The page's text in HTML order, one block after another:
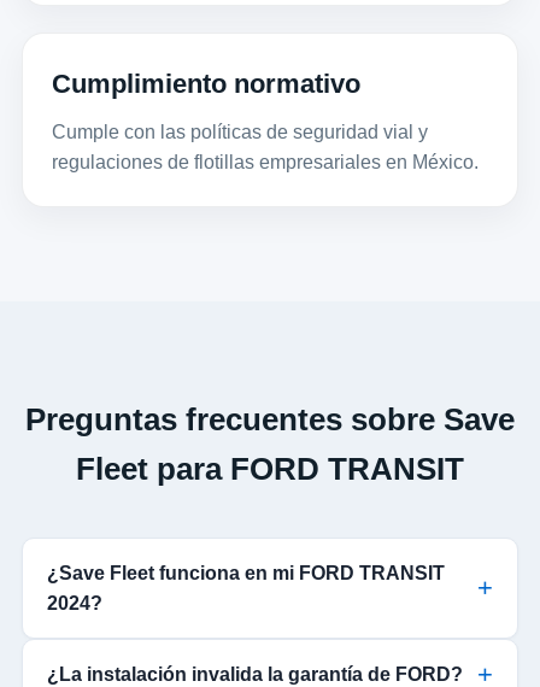
Cumplimiento normativo
Cumple con las políticas de seguridad vial y
regulaciones de flotillas empresariales en México.
Preguntas frecuentes sobre Save
Fleet para FORD TRANSIT
¿Save Fleet funciona en mi FORD TRANSIT
2024?
¿La instalación invalida la garantía de FORD?